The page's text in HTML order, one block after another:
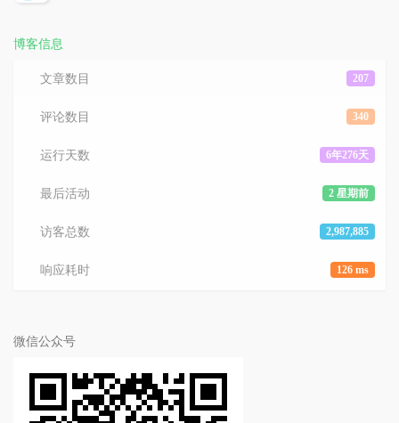
博客信息
207
文章数目
340
评论数目
6年276天
运行天数
2 星期前
最后活动
2,987,885
访客总数
126 ms
响应耗时
微信公众号